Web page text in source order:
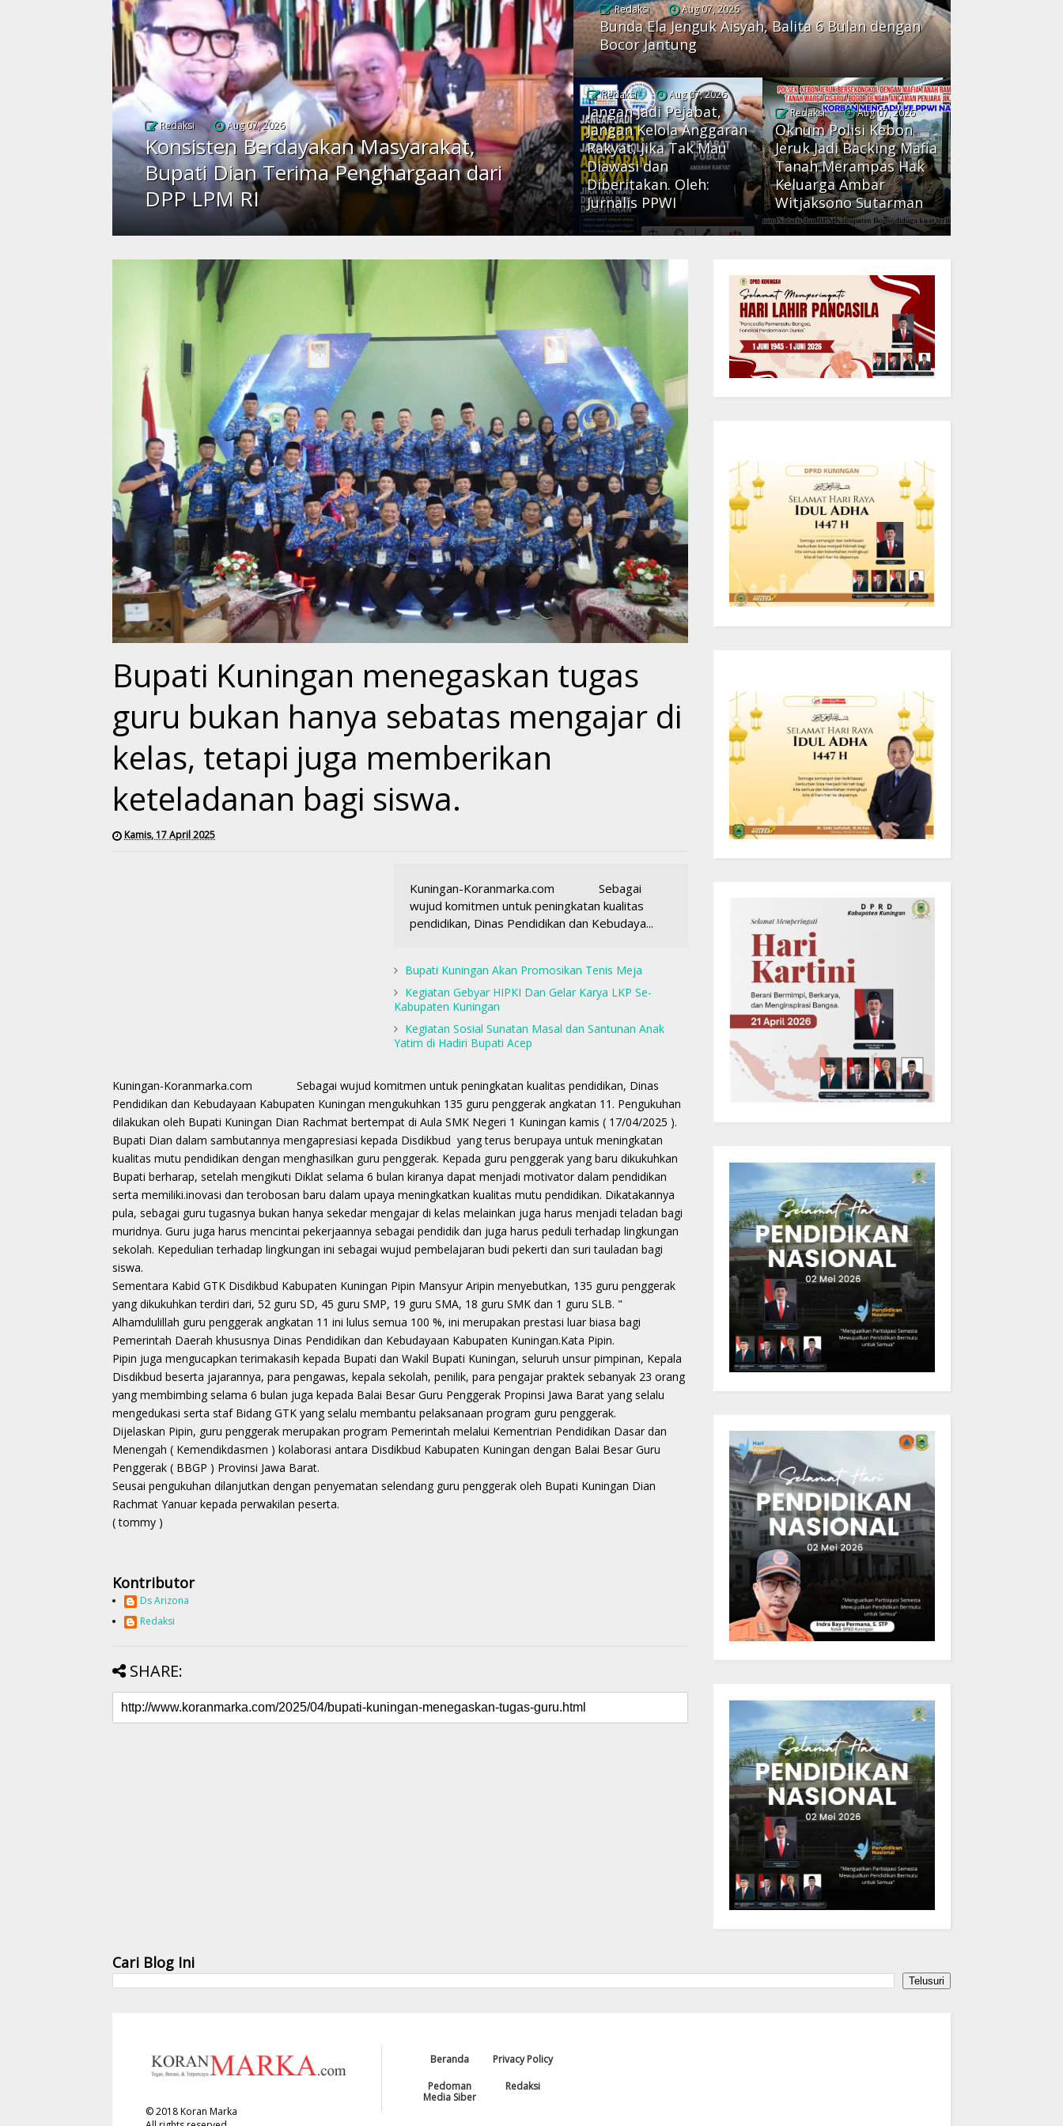
Redaksi Aug 07, 2026
Konsisten Berdayakan Masyarakat,
Bupati Dian Terima Penghargaan dari
DPP LPM RI
Redaksi Aug 07, 2026
Bunda Ela Jenguk Aisyah, Balita 6 Bulan dengan
Bocor Jantung
Redaksi Aug 07, 2026
Jangan Jadi Pejabat,
Jangan Kelola Anggaran
Rakyat, Jika Tak Mau
Diawasi dan
Diberitakan. Oleh:
Jurnalis PPWI
Redaksi Aug 07, 2026
Oknum Polisi Kebon
Jeruk Jadi Backing Mafia
Tanah Merampas Hak
Keluarga Ambar
Witjaksono Sutarman
Bupati Kuningan menegaskan tugas
guru bukan hanya sebatas mengajar di
kelas, tetapi juga memberikan
keteladanan bagi siswa.
Kamis, 17 April 2025
Kuningan-Koranmarka.com Sebagai
wujud komitmen untuk peningkatan kualitas
pendidikan, Dinas Pendidikan dan Kebudaya...
Bupati Kuningan Akan Promosikan Tenis Meja
Kegiatan Gebyar HIPKI Dan Gelar Karya LKP Se-
Kabupaten Kuningan
Kegiatan Sosial Sunatan Masal dan Santunan Anak
Yatim di Hadiri Bupati Acep
Kuningan-Koranmarka.com Sebagai wujud komitmen untuk peningkatan kualitas pendidikan, Dinas
Pendidikan dan Kebudayaan Kabupaten Kuningan mengukuhkan 135 guru penggerak angkatan 11. Pengukuhan
dilakukan oleh Bupati Kuningan Dian Rachmat bertempat di Aula SMK Negeri 1 Kuningan kamis ( 17/04/2025 ).
Bupati Dian dalam sambutannya mengapresiasi kepada Disdikbud yang terus berupaya untuk meningkatan
kualitas mutu pendidikan dengan menghasilkan guru penggerak. Kepada guru penggerak yang baru dikukuhkan
Bupati berharap, setelah mengikuti Diklat selama 6 bulan kiranya dapat menjadi motivator dalam pendidikan
serta memiliki.inovasi dan terobosan baru dalam upaya meningkatkan kualitas mutu pendidikan. Dikatakannya
pula, sebagai guru tugasnya bukan hanya sekedar mengajar di kelas melainkan juga harus menjadi teladan bagi
muridnya. Guru juga harus mencintai pekerjaannya sebagai pendidik dan juga harus peduli terhadap lingkungan
sekolah. Kepedulian terhadap lingkungan ini sebagai wujud pembelajaran budi pekerti dan suri tauladan bagi
siswa.
Sementara Kabid GTK Disdikbud Kabupaten Kuningan Pipin Mansyur Aripin menyebutkan, 135 guru penggerak
yang dikukuhkan terdiri dari, 52 guru SD, 45 guru SMP, 19 guru SMA, 18 guru SMK dan 1 guru SLB. "
Alhamdulillah guru penggerak angkatan 11 ini lulus semua 100 %, ini merupakan prestasi luar biasa bagi
Pemerintah Daerah khususnya Dinas Pendidikan dan Kebudayaan Kabupaten Kuningan.Kata Pipin.
Pipin juga mengucapkan terimakasih kepada Bupati dan Wakil Bupati Kuningan, seluruh unsur pimpinan, Kepala
Disdikbud beserta jajarannya, para pengawas, kepala sekolah, penilik, para pengajar praktek sebanyak 23 orang
yang membimbing selama 6 bulan juga kepada Balai Besar Guru Penggerak Propinsi Jawa Barat yang selalu
mengedukasi serta staf Bidang GTK yang selalu membantu pelaksanaan program guru penggerak.
Dijelaskan Pipin, guru penggerak merupakan program Pemerintah melalui Kementrian Pendidikan Dasar dan
Menengah ( Kemendikdasmen ) kolaborasi antara Disdikbud Kabupaten Kuningan dengan Balai Besar Guru
Penggerak ( BBGP ) Provinsi Jawa Barat.
Seusai pengukuhan dilanjutkan dengan penyematan selendang guru penggerak oleh Bupati Kuningan Dian
Rachmat Yanuar kepada perwakilan peserta.
( tommy )
Kontributor
Ds Arizona
Redaksi
SHARE:
Cari Blog Ini
©2018Koran Marka
Beranda
Privacy Policy
Pedoman
Media Siber
Redaksi